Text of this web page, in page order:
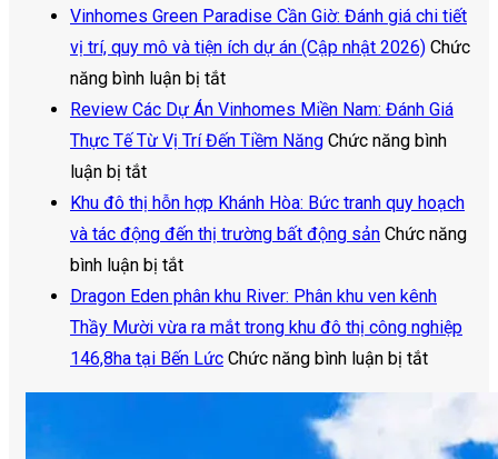
Nhà
ở
xã
hội
Hà
Nội:
Cập
nhật
nguồn
cung,
giá
bán
và
Vinhomes Green Paradise Cần Giờ: Đánh giá chi tiết
vị trí, quy mô và tiện ích dự án (Cập nhật 2026) Chức
năng bình luận bị tắtở
Vinhomes
Green
Cần
Giờ:
giá
chi
tiết
vị
Review Các Dự Án Vinhomes Miền Nam: Đánh Giá
Thực Tế Từ Vị Trí Đến Tiềm Năng Chức năng bình
luận bị tắtở
Review
Các
Dự
Án
Vinhomes
Miền
Nam:
Khu đô thị hỗn hợp Khánh Hòa: Bức tranh quy hoạch
và tác động đến thị trường bất động sản Chức năng
bình luận bị tắtở
Khu
đô
thị
hỗn
Dragon Eden phân khu River: Phân khu ven kênh
Thầy Mười vừa ra mắt trong khu đô thị công nghiệp
146,8ha tại Bến Lức Chức năng bình luận bị tắtở
Dragon
phân